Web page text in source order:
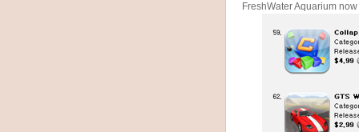
FreshWater Aquarium